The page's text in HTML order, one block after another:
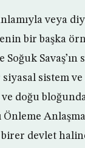
veya
bir başka
sistem
ve doğu
Önleme
devlet